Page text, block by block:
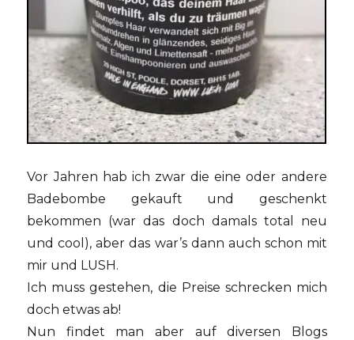
Vor Jahren hab ich zwar die eine oder andere
Badebombe gekauft und geschenkt
bekommen (war das doch damals total neu
und cool), aber das war’s dann auch schon mit
mir und LUSH.
Ich muss gestehen, die Preise schrecken mich
doch etwas ab!
Nun findet man aber auf diversen Blogs